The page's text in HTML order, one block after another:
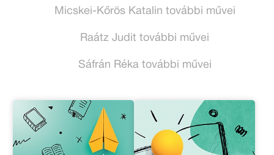
Micskei-Kőrös Katalin további művei
Raátz Judit további művei
Sáfrán Réka további művei